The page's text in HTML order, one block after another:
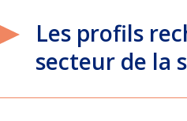
Les profils
secteur de la